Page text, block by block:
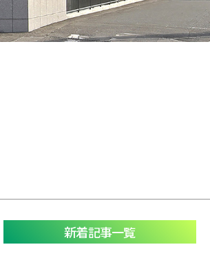
新着記事一覧